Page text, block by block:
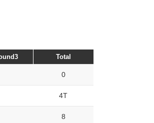
Total
0
4T
8